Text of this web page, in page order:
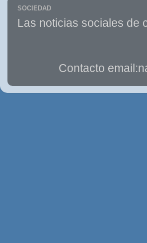
SOCIEDAD
Las noticias sociales de
Contacto